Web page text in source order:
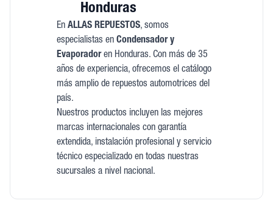
Honduras
En ALLAS REPUESTOS, somos
especialistas en Condensador y
Evaporadoren Honduras. Con más de 35
años de experiencia, ofrecemos el catálogo
más amplio de repuestos automotrices del
país.
Nuestros productos incluyen las mejores
marcas internacionales con garantía
extendida, instalación profesional y servicio
técnico especializado en todas nuestras
sucursales a nivel nacional.